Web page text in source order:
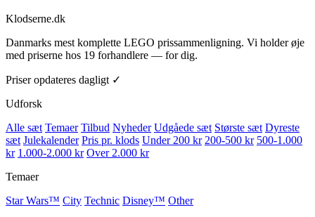
Klodserne.dk
Danmarks mest komplette LEGO prissammenligning. Vi holder øje
med priserne hos 19 forhandlere — for dig.
Priser opdateres dagligt ✓
Udforsk
Alle sæt Temaer Tilbud Nyheder Udgåede sæt Største sæt Dyreste
sæt Julekalender Pris pr. klods Under 200 kr 200-500 kr 500-1.000
kr 1.000-2.000 kr Over 2.000 kr
Temaer
Star Wars™ City Technic Disney™ Other